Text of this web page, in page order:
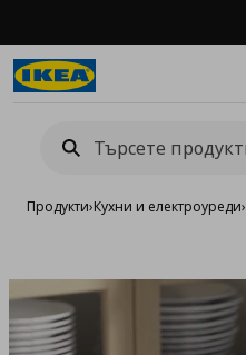
Продукти›Кухни и електроуреди›